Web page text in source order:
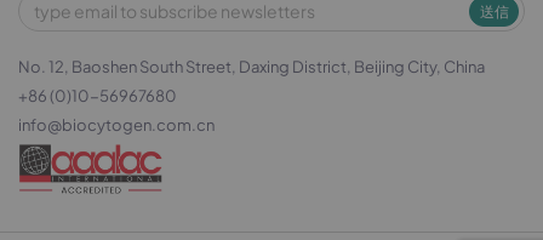
送信
No. 12, Baoshen South Street, Daxing District, Beijing City, China
+86 (0)10-56967680
info@biocytogen.com.cn